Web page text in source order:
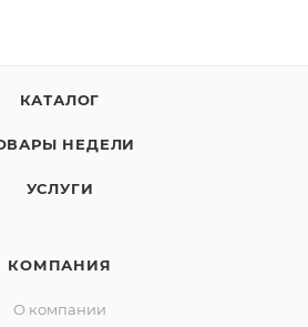
КАТАЛОГ
НЕДЕЛИ
УСЛУГИ
КОМПАНИЯ
О компании